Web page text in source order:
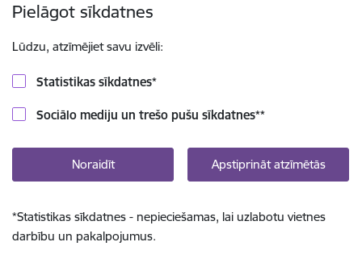
Pielāgot sīkdatnes
Lūdzu, atzīmējiet savu izvēli:
Statistikas sīkdatnes*
Sociālo mediju un trešo pušu sīkdatnes**
Noraidīt Apstiprināt atzīmētās
*Statistikas sīkdatnes - nepieciešamas, lai uzlabotu vietnes
darbību un pakalpojumus.